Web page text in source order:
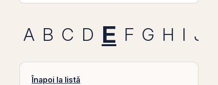
A B C D E F G H I J
Înapoi la listă